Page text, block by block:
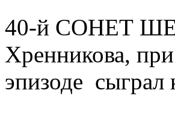
40-й СОНЕТ
Хренникова,
эпизоде сыграл